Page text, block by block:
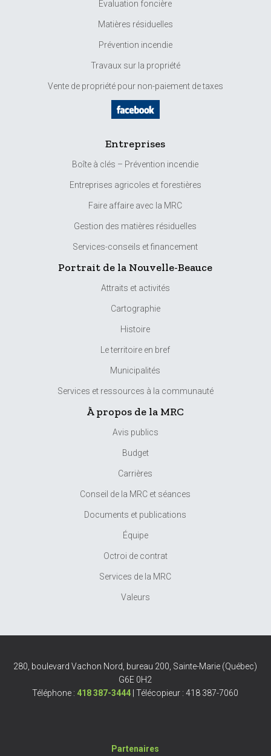
Évaluation foncière
Matières résiduelles
Prévention incendie
Travaux sur la propriété
Vente de propriété pour non-paiement de taxes
Entreprises
Boîte à clés – Prévention incendie
Entreprises agricoles et forestières
Faire affaire avec la MRC
Gestion des matières résiduelles
Services-conseils et financement
Portrait de la Nouvelle-Beauce
Attraits et activités
Cartographie
Histoire
Le territoire en bref
Municipalités
Services et ressources à la communauté
À propos de la MRC
Avis publics
Budget
Carrières
Conseil de la MRC et séances
Documents et publications
Équipe
Octroi de contrat
Services de la MRC
Valeurs
280, boulevard Vachon Nord, bureau 200, Sainte-Marie (Québec)
G6E 0H2
Téléphone : 418 387-3444 | Télécopieur : 418 387-7060
Partenaires